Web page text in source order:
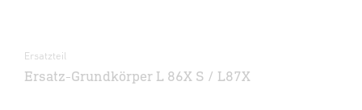
Ersatzteil
Ersatz-Grundkörper L 86X S / L87X